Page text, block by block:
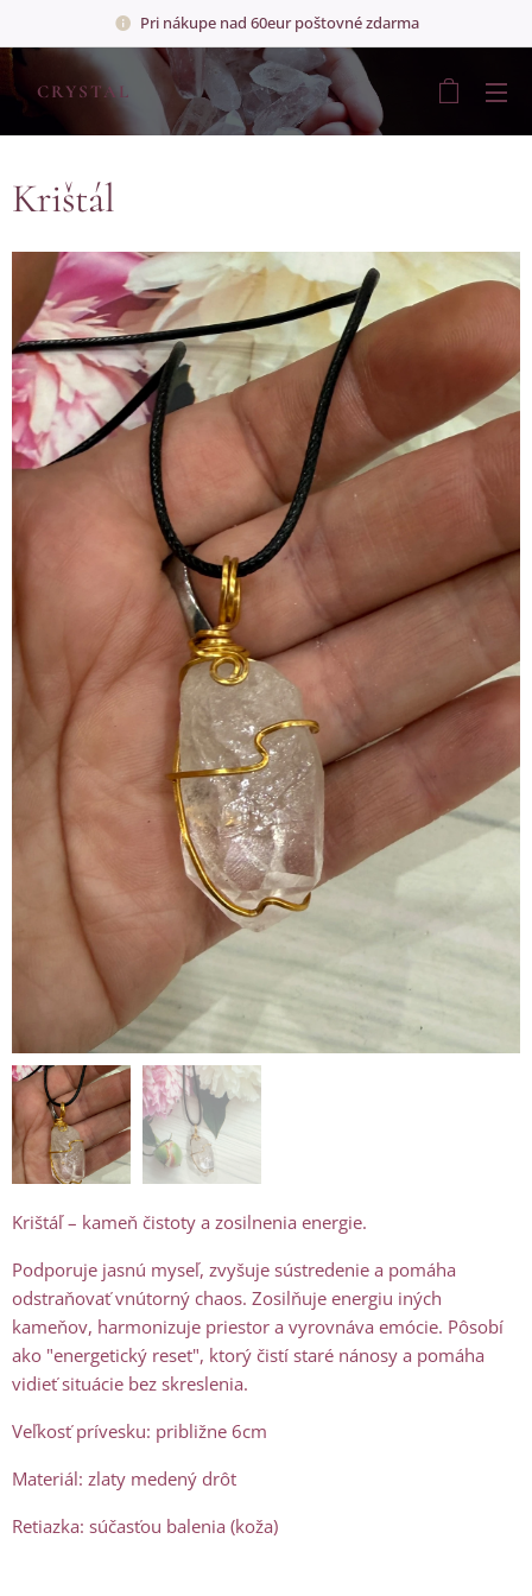
Pri nákupe nad 60eur poštovné zdarma
💎 CRYSTAL 💎
Krištál
Krištáľ – kameň čistoty a zosilnenia energie.
Podporuje jasnú myseľ, zvyšuje sústredenie a pomáha
odstraňovať vnútorný chaos. Zosilňuje energiu iných
kameňov, harmonizuje priestor a vyrovnáva emócie. Pôsobí
ako "energetický reset", ktorý čistí staré nánosy a pomáha
vidieť situácie bez skreslenia.
Veľkosť prívesku: približne 6cm
Materiál: zlaty medený drôt
Retiazka: súčasťou balenia (koža)